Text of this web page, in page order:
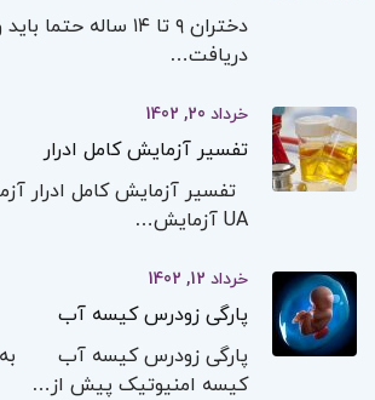
دریافت…
خرداد 20, 1402
تفسیر آزمایش کامل ادرار
تفسیر آزمایش کامل ادرار
UA آزمایش…
خرداد 12, 1402
پارگی زودرس کیسه آب
پارگی زودرس کیسه آب به
کیسه امنیوتیک پیش از…